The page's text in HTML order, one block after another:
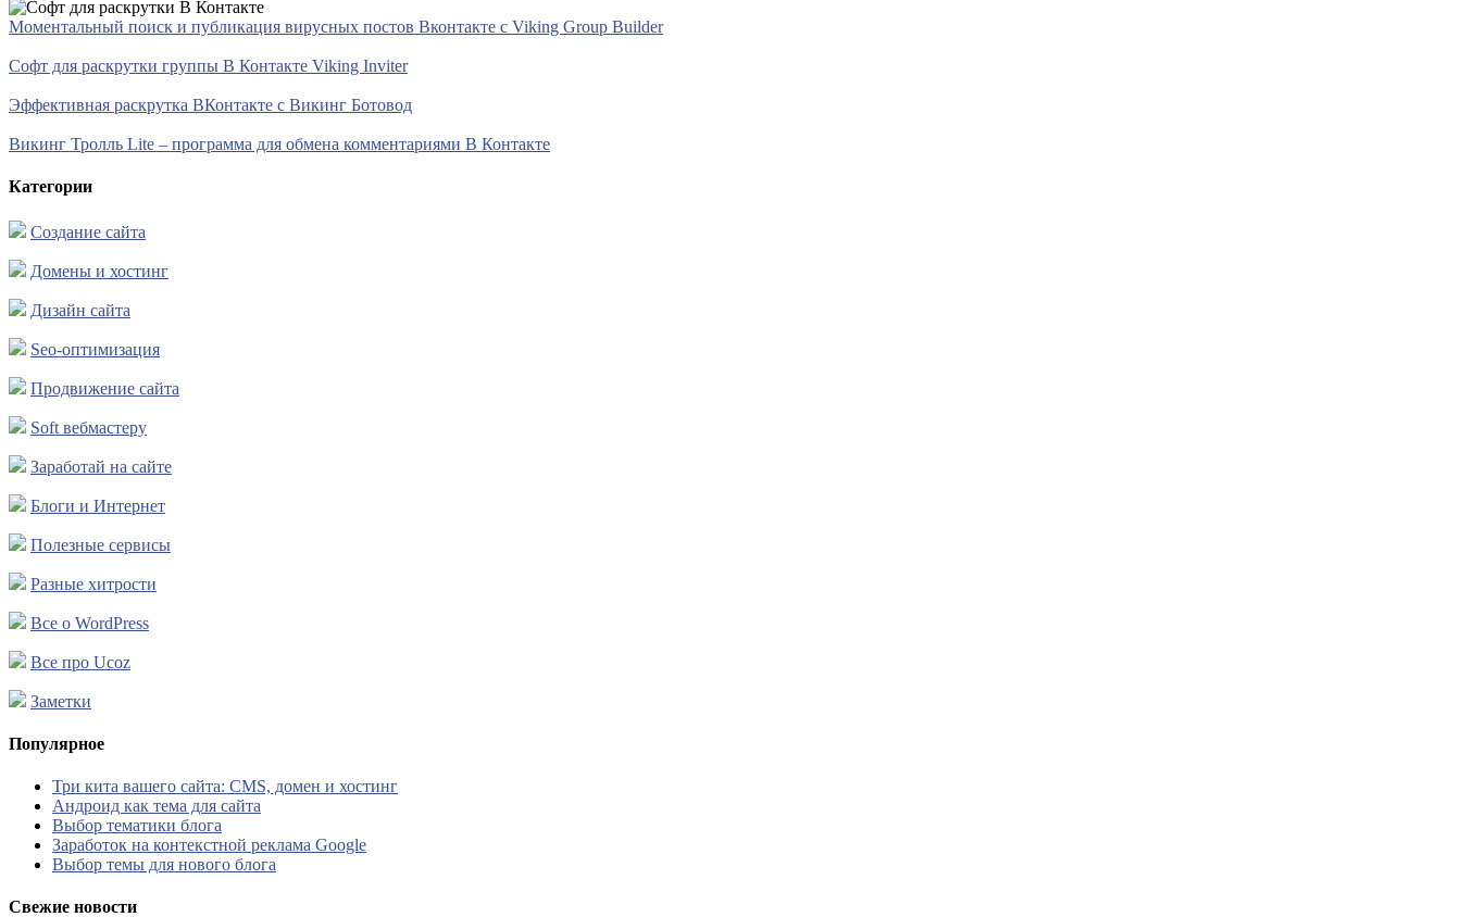
Моментальный поиск и публикация вирусных постов Вконтакте с Viking Group Builder
Софт для раскрутки группы В Контакте Viking Inviter
Эффективная раскрутка ВКонтакте с Викинг Ботовод
Викинг Тролль Lite – программа для обмена комментариями В Контакте
Категории
Создание сайта
Домены и хостинг
Дизайн сайта
Seo-оптимизация
Продвижение сайта
Soft вебмастеру
Заработай на сайте
Блоги и Интернет
Полезные сервисы
Разные хитрости
Все о WordPress
Все про Ucoz
Заметки
Популярное
Три кита вашего сайта: CMS, домен и хостинг
Андроид как тема для сайта
Выбор тематики блога
Заработок на контекстной реклама Google
Выбор темы для нового блога
Свежие новости